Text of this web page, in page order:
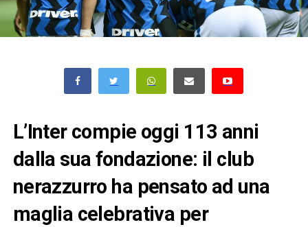
L’Inter compie oggi 113 anni
dalla sua fondazione: il club
nerazzurro ha pensato ad una
maglia celebrativa per